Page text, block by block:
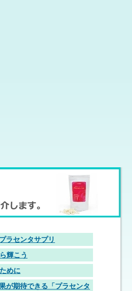
ラセンタサプリ
輝こう
めに
が期待できる「プラセンタ